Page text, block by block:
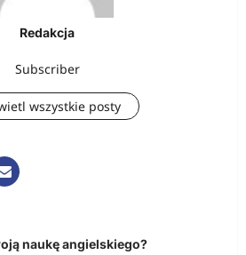
Redakcja
Subscriber
wszystkie posty
naukę angielskiego?